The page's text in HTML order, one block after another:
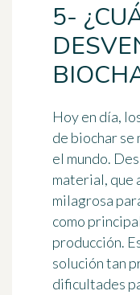
5-
Hoy en día,
de biochar se
el mundo.
material, que
milagrosa
como
producción.
solución tan
dificultades